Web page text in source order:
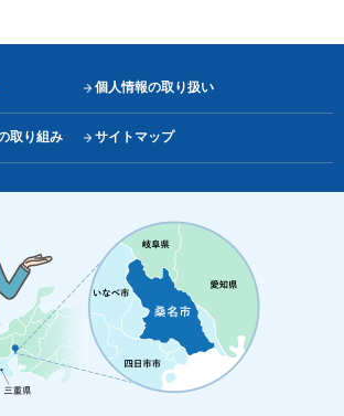
個人情報の取り扱い
取り組み サイトマップ